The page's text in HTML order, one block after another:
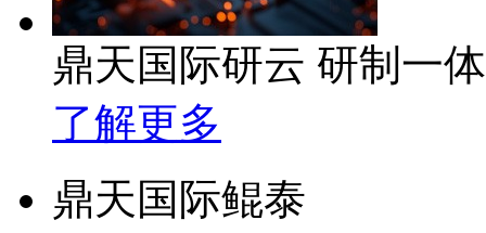
鼎天国际研云 研制一
了解更多
鼎天国际鲲泰